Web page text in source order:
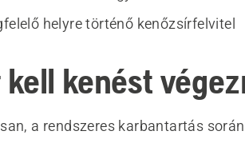
helyre történő kenőzsírfelvitel
kell kenést
a rendszeres karbantartás során